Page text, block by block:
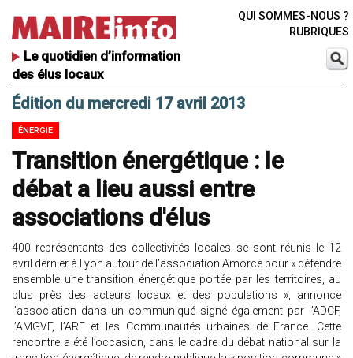
Le quotidien d’information
des élus locaux
QUI SOMMES-NOUS ?
RUBRIQUES
Édition du mercredi 17 avril 2013
ÉNERGIE
Transition énergétique : le
débat a lieu aussi entre
associations d'élus
400 représentants des collectivités locales se sont réunis le 12
avril dernier à Lyon autour de l’association Amorce pour « défendre
ensemble une transition énergétique portée par les territoires, au
plus près des acteurs locaux et des populations », annonce
l’association dans un communiqué signé également par l’ADCF,
l’AMGVF, l’ARF et les Communautés urbaines de France. Cette
rencontre a été l’occasion, dans le cadre du débat national sur la